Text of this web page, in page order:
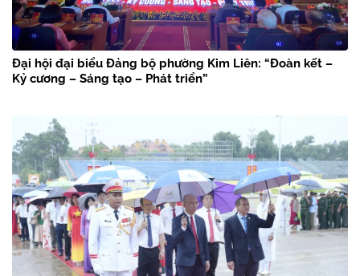
Đại hội đại biểu Đảng bộ phường Kim Liên: “Đoàn kết –
Kỷ cương – Sáng tạo – Phát triển”